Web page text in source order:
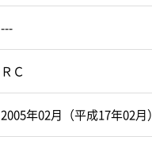
---
ＲＣ
2005年02月（平成17年02月）